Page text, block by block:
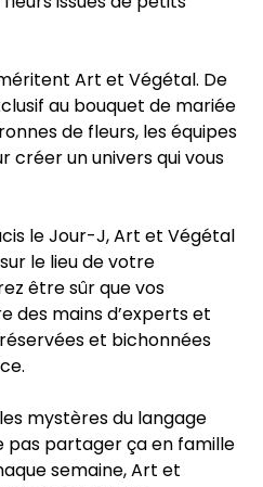
Art et Végétal. De
au bouquet de mariée
de fleurs, les équipes
créer un univers qui vous
le Jour-J, Art et Végétal
le lieu de votre
être sûr que vos
des mains d’experts et
et bichonnées
mystères du langage
pas partager ça en famille
semaine, Art et